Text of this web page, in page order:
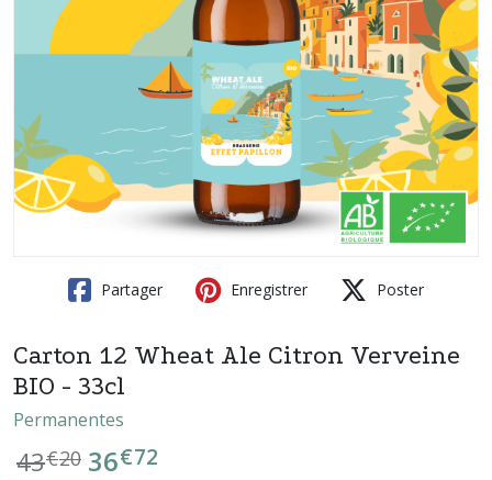
Partager Enregistrer Poster
Carton 12 Wheat Ale Citron Verveine
BIO - 33cl
Permanentes
43€20 36€72